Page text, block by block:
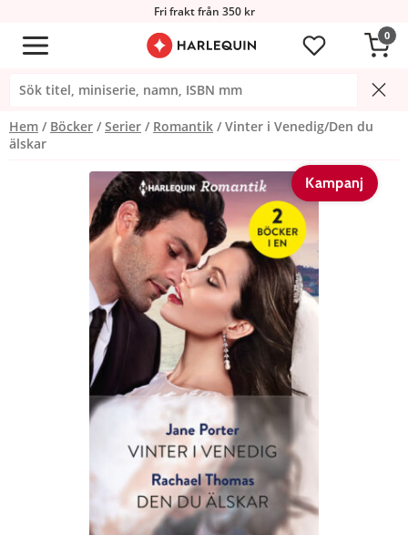
Fri frakt från 350 kr
0
Hem Böcker Serier Romantik
Vinter i Venedig/Den du
älskar
Kampanj